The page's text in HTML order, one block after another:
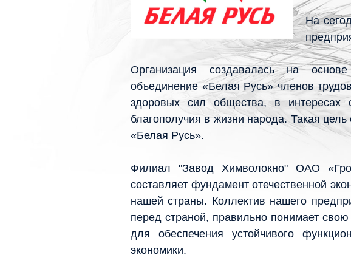
На
Организация создавалась на
объединение «Белая Русь» членов
здоровых сил общества, в интересах
благополучия в жизни народа. Такая
«Белая Русь».
Филиал "Завод Химволокно" ОАО
составляет фундамент отечественной
нашей страны. Коллектив нашего
перед страной, правильно понимает
для обеспечения устойчивого
экономики.